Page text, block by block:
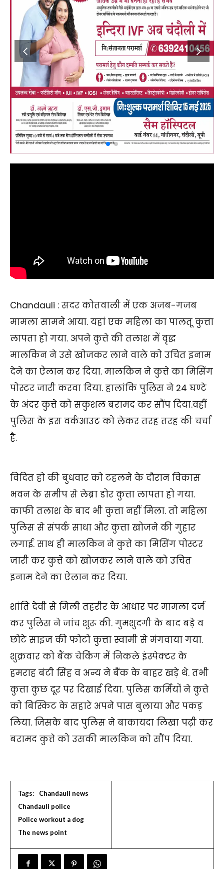
Chandauli : सदर कोतवाली में एक अजब-गजब
मामला सामने आया. यहां एक महिला का पालतू कुत्ता
लापता हो गया. अपने कुत्ते की तलाश में वृद्ध
मालकिन ने उसे खोजकर लाने वाले को उचित इनाम
देने का ऐलान कर दिया. मालकिन ने कुत्ते का मिसिंग
पोस्टर जारी करवा दिया. हालांकि पुलिस ने 24 घण्टे
के अंदर कुत्ते को सकुशल बरामद कर सौंप दिया.वहीं
पुलिस के इस वर्कआउट को लेकर तरह तरह की चर्चा
है.
विदित हो की बुधवार को टहलने के दौरान विकास
भवन के समीप से लेब्रा डोर कुत्ता लापता हो गया.
काफी तलाश के बाद भी कुत्ता नहीं मिला. तो महिला
पुलिस से संपर्क साधा और कुत्ता खोजने की गुहार
लगाई. साथ ही मालकिन ने कुत्ते का मिसिंग पोस्टर
जारी कर कुत्ते को खोजकर लाने वाले को उचित
इनाम देने का ऐलान कर दिया.
शांति देवी से मिली तहरीर के आधार पर मामला दर्ज
कर पुलिस ने जांच शुरू की. गुमशुदगी के बाद बड़े व
छोटे साइज की फोटो कुत्ता स्वामी से मंगवाया गया.
शुक्रवार को बैंक चेकिंग में निकले इंस्पेक्टर के
हमराह बंटी सिंह व अन्य ने बैंक के बाहर खड़े थे. तभी
कुत्ता कुछ दूर पर दिखाई दिया. पुलिस कर्मियों ने कुत्ते
को बिस्किट के सहारे अपने पास बुलाया और पकड़
लिया. जिसके बाद पुलिस ने बाकायदा लिखा पढ़ी कर
बरामद कुत्ते को उसकी मालकिन को सौंप दिया.
Tags:
Chandauli news
Chandauli police
Police workout a dog
The news point